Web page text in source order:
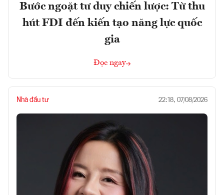
Bước ngoặt tư duy chiến lược: Từ thu
hút FDI đến kiến tạo năng lực quốc
gia
Đọc ngay
Nhà đầu tư 22:18, 07/08/2026